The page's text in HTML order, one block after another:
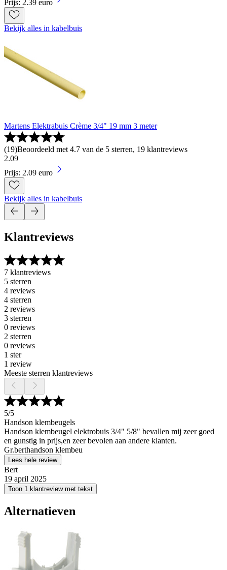
Prijs: 2.39 euro
Bekijk alles in kabelbuis
Martens Elektrabuis Crème 3/4" 19 mm 3 meter
(19)Beoordeeld met 4.7 van de 5 sterren, 19 klantreviews
2.09
Prijs: 2.09 euro
Bekijk alles in kabelbuis
Klantreviews
7 klantreviews
5 sterren
4 reviews
4 sterren
2 reviews
3 sterren
0 reviews
2 sterren
0 reviews
1 ster
1 review
Meeste sterren klantreviews
5/5
Handson klembeugels
Handson klembeugel elektrobuis 3/4" 5/8" bevallen mij zeer goed
en gunstig in prijs,en zeer bevolen aan andere klanten.
Gr.berthandson klembeu
Lees hele review
Bert
19 april 2025
Toon 1 klantreview met tekst
Alternatieven